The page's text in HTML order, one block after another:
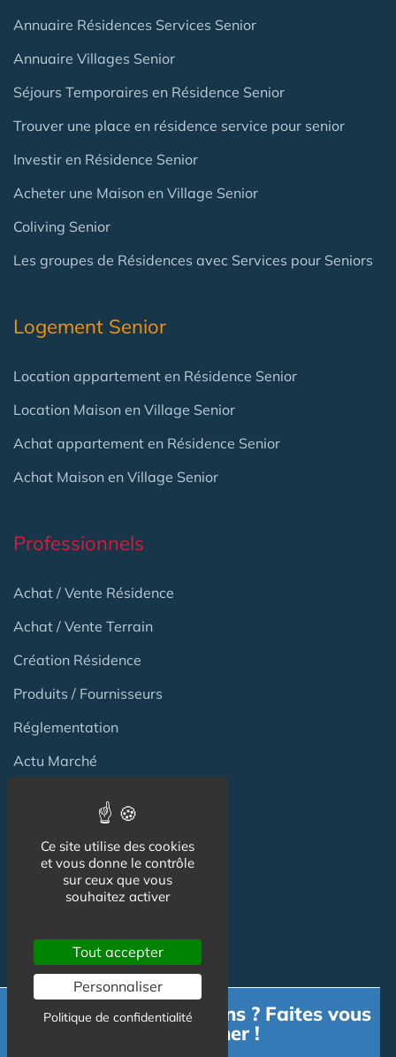
Annuaire Résidences Services Senior
Annuaire Villages Senior
Séjours Temporaires en Résidence Senior
Trouver une place en résidence service pour senior
Investir en Résidence Senior
Acheter une Maison en Village Senior
Coliving Senior
Les groupes de Résidences avec Services pour Seniors
Logement Senior
Location appartement en Résidence Senior
Location Maison en Village Senior
Achat appartement en Résidence Senior
Achat Maison en Village Senior
Professionnels
Achat / Vente Résidence
Achat / Vente Terrain
Création Résidence
Produits / Fournisseurs
Réglementation
Actu Marché
Habitat Groupé Senior
Habitat Partagé
Béguinage
Papy Loft
Habitat Intelligent - Smart Home
Besoin d'informations ? Faites vous
accompagner !
Ce site utilise des cookies
et vous donne le contrôle
sur ceux que vous
souhaitez activer
Tout accepter
Personnaliser
Politique de confidentialité